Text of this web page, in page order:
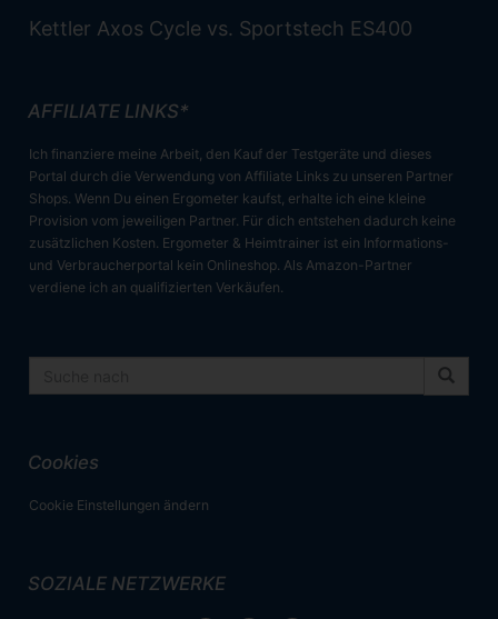
Kettler Axos Cycle vs. Sportstech ES400
AFFILIATE LINKS*
Ich finanziere meine Arbeit, den Kauf der Testgeräte und dieses
Portal durch die Verwendung von Affiliate Links zu unseren Partner
Shops. Wenn Du einen Ergometer kaufst, erhalte ich eine kleine
Provision vom jeweiligen Partner. Für dich entstehen dadurch keine
zusätzlichen Kosten. Ergometer & Heimtrainer ist ein Informations-
und Verbraucherportal kein Onlineshop. Als Amazon-Partner
verdiene ich an qualifizierten Verkäufen.
Cookies
Cookie Einstellungen ändern
SOZIALE NETZWERKE